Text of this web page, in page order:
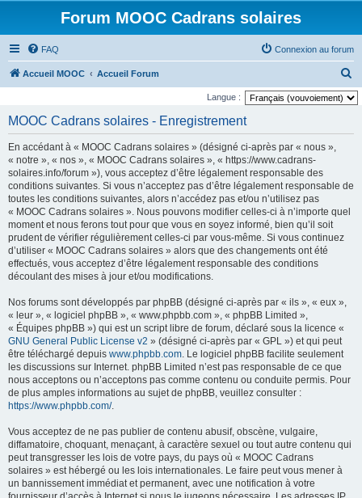
Forum MOOC Cadrans solaires
FAQ Connexion au forum
Accueil MOOC Accueil Forum
e
Langue :
MOOC Cadrans solaires - Enregistrement
En accédant à « MOOC Cadrans solaires » (désigné ci-après par « nous »,
« notre », « nos », « MOOC Cadrans solaires », « https://www.cadrans-
solaires.info/forum »), vous acceptez d’être légalement responsable des
conditions suivantes. Si vous n’acceptez pas d’être légalement responsable de
toutes les conditions suivantes, alors n’accédez pas et/ou n’utilisez pas
« MOOC Cadrans solaires ». Nous pouvons modifier celles-ci à n’importe quel
moment et nous ferons tout pour que vous en soyez informé, bien qu’il soit
prudent de vérifier régulièrement celles-ci par vous-même. Si vous continuez
d’utiliser « MOOC Cadrans solaires » alors que des changements ont été
effectués, vous acceptez d’être légalement responsable des conditions
découlant des mises à jour et/ou modifications.
Nos forums sont développés par phpBB (désigné ci-après par « ils », « eux »,
« leur », « logiciel phpBB », « www.phpbb.com », « phpBB Limited »,
« Équipes phpBB ») qui est un script libre de forum, déclaré sous la licence «
GNU General Public License v2 » (désigné ci-après par « GPL ») et qui peut
être téléchargé depuis www.phpbb.com. Le logiciel phpBB facilite seulement
les discussions sur Internet. phpBB Limited n’est pas responsable de ce que
nous acceptons ou n’acceptons pas comme contenu ou conduite permis. Pour
de plus amples informations au sujet de phpBB, veuillez consulter :
https://www.phpbb.com/.
Vous acceptez de ne pas publier de contenu abusif, obscène, vulgaire,
diffamatoire, choquant, menaçant, à caractère sexuel ou tout autre contenu qui
peut transgresser les lois de votre pays, du pays où « MOOC Cadrans
solaires » est hébergé ou les lois internationales. Le faire peut vous mener à
un bannissement immédiat et permanent, avec une notification à votre